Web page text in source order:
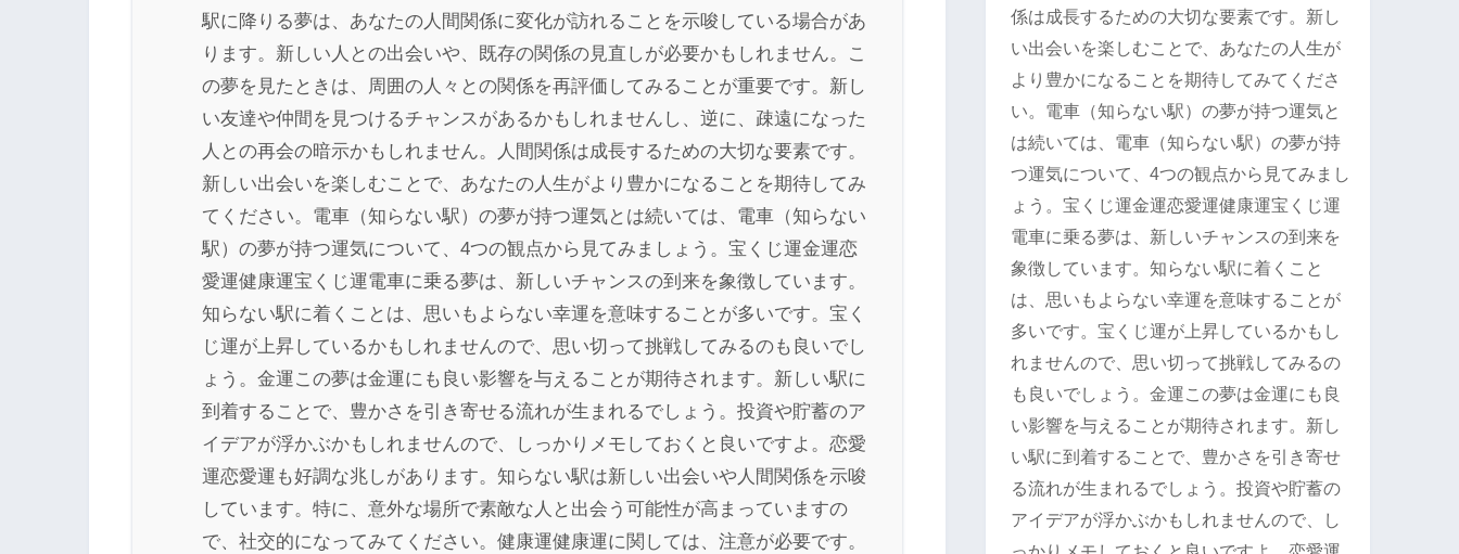
駅に降りる夢は、あなたの人間関係に変化が訪れることを示唆している場合があ
ります。新しい人との出会いや、既存の関係の見直しが必要かもしれません。こ
の夢を見たときは、周囲の人々との関係を再評価してみることが重要です。新し
い友達や仲間を見つけるチャンスがあるかもしれませんし、逆に、疎遠になった
人との再会の暗示かもしれません。人間関係は成長するための大切な要素です。
新しい出会いを楽しむことで、あなたの人生がより豊かになることを期待してみ
てください。電車（知らない駅）の夢が持つ運気とは続いては、電車（知らない
駅）の夢が持つ運気について、4つの観点から見てみましょう。宝くじ運金運恋
愛運健康運宝くじ運電車に乗る夢は、新しいチャンスの到来を象徴しています。
知らない駅に着くことは、思いもよらない幸運を意味することが多いです。宝く
じ運が上昇しているかもしれませんので、思い切って挑戦してみるのも良いでし
ょう。金運この夢は金運にも良い影響を与えることが期待されます。新しい駅に
到着することで、豊かさを引き寄せる流れが生まれるでしょう。投資や貯蓄のア
イデアが浮かぶかもしれませんので、しっかりメモしておくと良いですよ。恋愛
運恋愛運も好調な兆しがあります。知らない駅は新しい出会いや人間関係を示唆
しています。特に、意外な場所で素敵な人と出会う可能性が高まっていますの
で、社交的になってみてください。健康運健康運に関しては、注意が必要です。
係は成長するための大切な要素です。新し
い出会いを楽しむことで、あなたの人生が
より豊かになることを期待してみてくださ
い。電車（知らない駅）の夢が持つ運気と
は続いては、電車（知らない駅）の夢が持
つ運気について、4つの観点から見てみまし
ょう。宝くじ運金運恋愛運健康運宝くじ運
電車に乗る夢は、新しいチャンスの到来を
象徴しています。知らない駅に着くこと
は、思いもよらない幸運を意味することが
多いです。宝くじ運が上昇しているかもし
れませんので、思い切って挑戦してみるの
も良いでしょう。金運この夢は金運にも良
い影響を与えることが期待されます。新し
い駅に到着することで、豊かさを引き寄せ
る流れが生まれるでしょう。投資や貯蓄の
アイデアが浮かぶかもしれませんので、し